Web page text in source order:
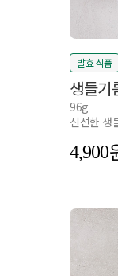
발효 식품
생들기
96g
신선한 생
4,900